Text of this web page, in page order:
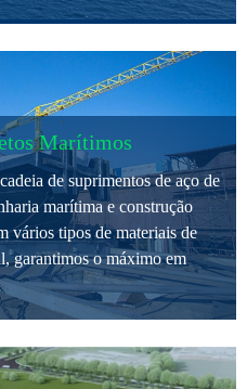
Marítimos
de suprimentos de aço de
marítima e construção
vários tipos de materiais de
garantimos o máximo em